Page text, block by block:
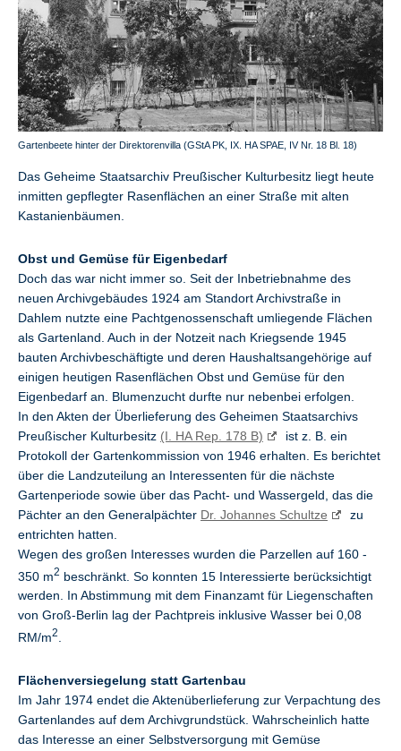
Gartenbeete hinter der Direktorenvilla (GStA PK, IX. HA SPAE, IV Nr. 18 Bl. 18)
Das Geheime Staatsarchiv Preußischer Kulturbesitz liegt heute
inmitten gepflegter Rasenflächen an einer Straße mit alten
Kastanienbäumen.
Obst und Gemüse für Eigenbedarf
Doch das war nicht immer so. Seit der Inbetriebnahme des
neuen Archivgebäudes 1924 am Standort Archivstraße in
Dahlem nutzte eine Pachtgenossenschaft umliegende Flächen
als Gartenland. Auch in der Notzeit nach Kriegsende 1945
bauten Archivbeschäftigte und deren Haushaltsangehörige auf
einigen heutigen Rasenflächen Obst und Gemüse für den
Eigenbedarf an. Blumenzucht durfte nur nebenbei erfolgen.
In den Akten der Überlieferung des Geheimen Staatsarchivs
Preußischer Kulturbesitz (I. HA Rep. 178 B)
ist z. B. ein
Protokoll der Gartenkommission von 1946 erhalten. Es berichtet
über die Landzuteilung an Interessenten für die nächste
Gartenperiode sowie über das Pacht- und Wassergeld, das die
Pächter an den Generalpächter Dr. Johannes Schultze
zu
entrichten hatten.
Wegen des großen Interesses wurden die Parzellen auf 160 -
350 m2 beschränkt. So konnten 15 Interessierte berücksichtigt
werden. In Abstimmung mit dem Finanzamt für Liegenschaften
von Groß-Berlin lag der Pachtpreis inklusive Wasser bei 0,08
RM/m2
Flächenversiegelung statt Gartenbau
Im Jahr 1974 endet die Aktenüberlieferung zur Verpachtung des
Gartenlandes auf dem Archivgrundstück. Wahrscheinlich hatte
das Interesse an einer Selbstversorgung mit Gemüse